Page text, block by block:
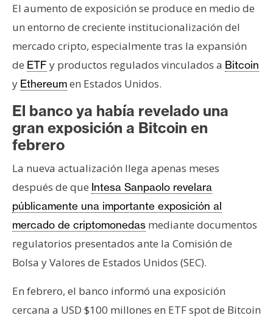
El aumento de exposición se produce en medio de
un entorno de creciente institucionalización del
mercado cripto, especialmente tras la expansión
de ETF y productos regulados vinculados a Bitcoin
y Ethereumen Estados Unidos.
El banco ya había revelado una
gran exposición a Bitcoin en
febrero
La nueva actualización llega apenas meses
después de que Intesa Sanpaolo revelara
públicamente una importante exposición al
mercado de criptomonedas mediante documentos
regulatorios presentados ante la Comisión de
Bolsa y Valores de Estados Unidos (SEC).
En febrero, el banco informó una exposición
cercana a USD $100 millones en ETF spot de Bitcoin